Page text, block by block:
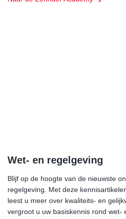
Wet- en regelgeving
Blijf op de hoogte van de nieuwste
regelgeving. Met deze
leest u meer over kwaliteits- en
vergroot u uw basiskennis rond wet-